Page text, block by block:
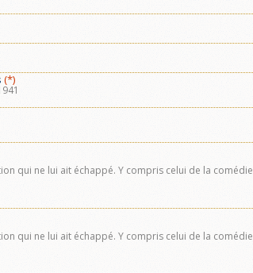
(*)
qui ne lui ait échappé. Y compris celui de la comédie
qui ne lui ait échappé. Y compris celui de la comédie